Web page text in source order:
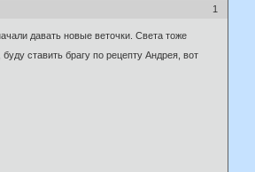
1
давать новые веточки. Света тоже
ставить брагу по рецепту Андрея, вот